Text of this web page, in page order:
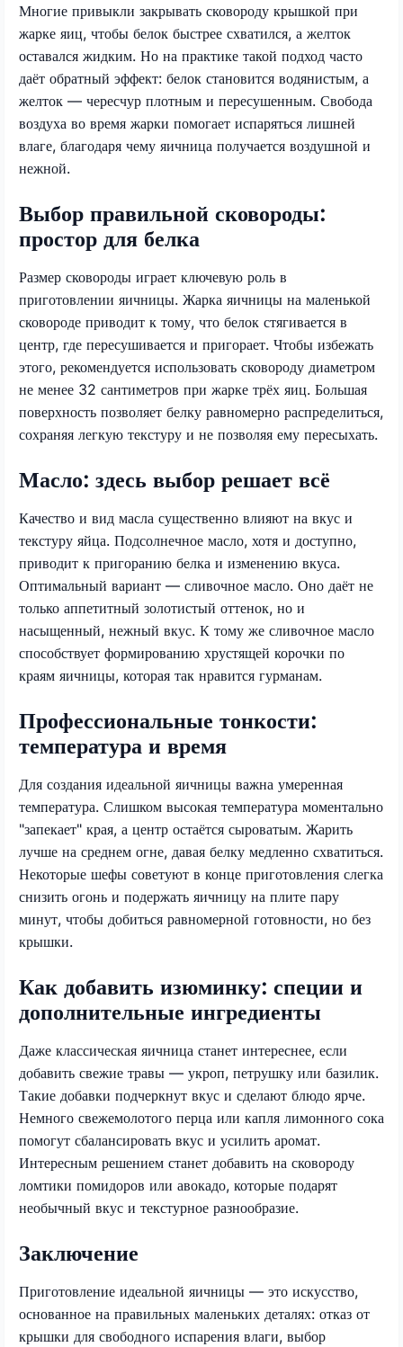
Многие привыкли закрывать сковороду крышкой при
жарке яиц, чтобы белок быстрее схватился, а желток
оставался жидким. Но на практике такой подход часто
даёт обратный эффект: белок становится водянистым, а
желток — чересчур плотным и пересушенным. Свобода
воздуха во время жарки помогает испаряться лишней
влаге, благодаря чему яичница получается воздушной и
нежной.
Выбор правильной сковороды:
простор для белка
Размер сковороды играет ключевую роль в
приготовлении яичницы. Жарка яичницы на маленькой
сковороде приводит к тому, что белок стягивается в
центр, где пересушивается и пригорает. Чтобы избежать
этого, рекомендуется использовать сковороду диаметром
не менее 32 сантиметров при жарке трёх яиц. Большая
поверхность позволяет белку равномерно распределиться,
сохраняя легкую текстуру и не позволяя ему пересыхать.
Масло: здесь выбор решает всё
Качество и вид масла существенно влияют на вкус и
текстуру яйца. Подсолнечное масло, хотя и доступно,
приводит к пригоранию белка и изменению вкуса.
Оптимальный вариант — сливочное масло. Оно даёт не
только аппетитный золотистый оттенок, но и
насыщенный, нежный вкус. К тому же сливочное масло
способствует формированию хрустящей корочки по
краям яичницы, которая так нравится гурманам.
Профессиональные тонкости:
температура и время
Для создания идеальной яичницы важна умеренная
температура. Слишком высокая температура моментально
"запекает" края, а центр остаётся сыроватым. Жарить
лучше на среднем огне, давая белку медленно схватиться.
Некоторые шефы советуют в конце приготовления слегка
снизить огонь и подержать яичницу на плите пару
минут, чтобы добиться равномерной готовности, но без
крышки.
Как добавить изюминку: специи и
дополнительные ингредиенты
Даже классическая яичница станет интереснее, если
добавить свежие травы — укроп, петрушку или базилик.
Такие добавки подчеркнут вкус и сделают блюдо ярче.
Немного свежемолотого перца или капля лимонного сока
помогут сбалансировать вкус и усилить аромат.
Интересным решением станет добавить на сковороду
ломтики помидоров или авокадо, которые подарят
необычный вкус и текстурное разнообразие.
Заключение
Приготовление идеальной яичницы — это искусство,
основанное на правильных маленьких деталях: отказ от
крышки для свободного испарения влаги, выбор